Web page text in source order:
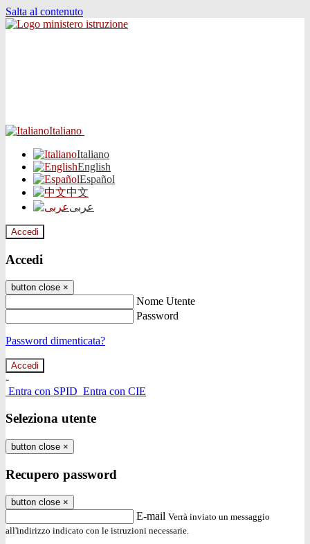
Salta al contenuto
Italiano
Italiano
English
Español
中文
عربى
Accedi
Accedi
button close ×
Nome Utente
Password
Password dimenticata?
-
Entra con SPID Entra con CIE
Seleziona utente
button close ×
Recupero password
button close ×
E-mail Verrà inviato un messaggio
all'indirizzo indicato con le istruzioni necessarie.